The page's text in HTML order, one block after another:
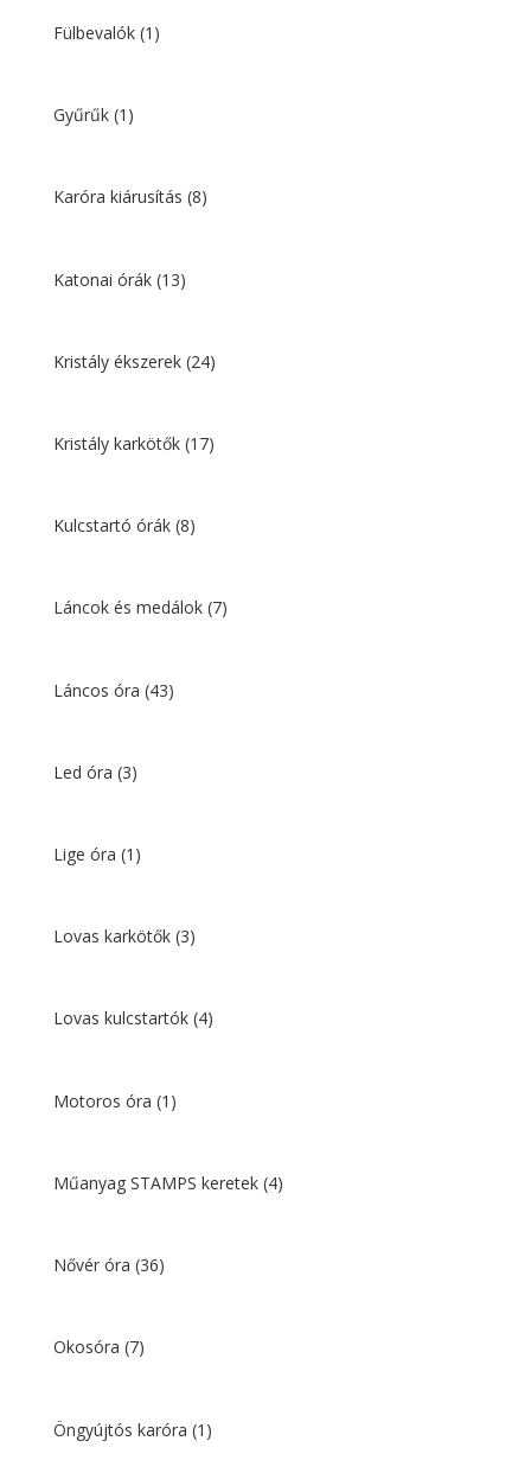
Fülbevalók (1)
Gyűrűk (1)
Karóra kiárusítás (8)
Katonai órák (13)
Kristály ékszerek (24)
Kristály karkötők (17)
Kulcstartó órák (8)
Láncok és medálok (7)
Láncos óra (43)
Led óra (3)
Lige óra (1)
Lovas karkötők (3)
Lovas kulcstartók (4)
Motoros óra (1)
Műanyag STAMPS keretek (4)
Nővér óra (36)
Okosóra (7)
Öngyújtós karóra (1)